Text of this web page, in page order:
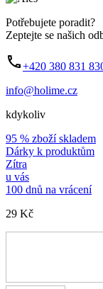
Potřebujete poradit?
Zeptejte se našich
+420 380 831
info@holime.cz
kdykoliv
95 % zboží skladem
Dárky k produktům
Zítra
u vás
100 dnů na vrácení
29 Kč